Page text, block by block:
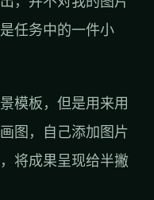
任务中的一件小
模板，但是用来用
图，自己添加图片
将成果呈现给半撇